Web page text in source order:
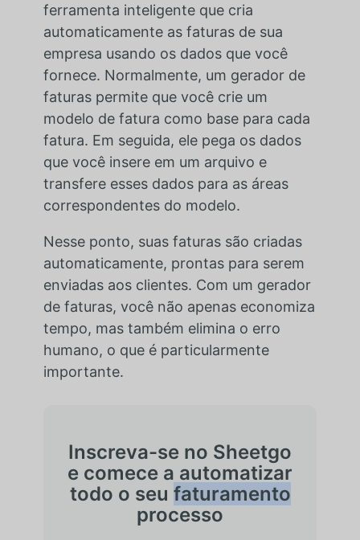
ferramenta inteligente que cria
automaticamente as faturas de sua
empresa usando os dados que você
fornece. Normalmente, um gerador de
faturas permite que você crie um
modelo de fatura como base para cada
fatura. Em seguida, ele pega os dados
que você insere em um arquivo e
transfere esses dados para as áreas
correspondentes do modelo.
Nesse ponto, suas faturas são criadas
automaticamente, prontas para serem
enviadas aos clientes. Com um gerador
de faturas, você não apenas economiza
tempo, mas também elimina o erro
humano, o que é particularmente
importante.
Inscreva-se no Sheetgo
e comece a automatizar
todo o seu faturamento
processo